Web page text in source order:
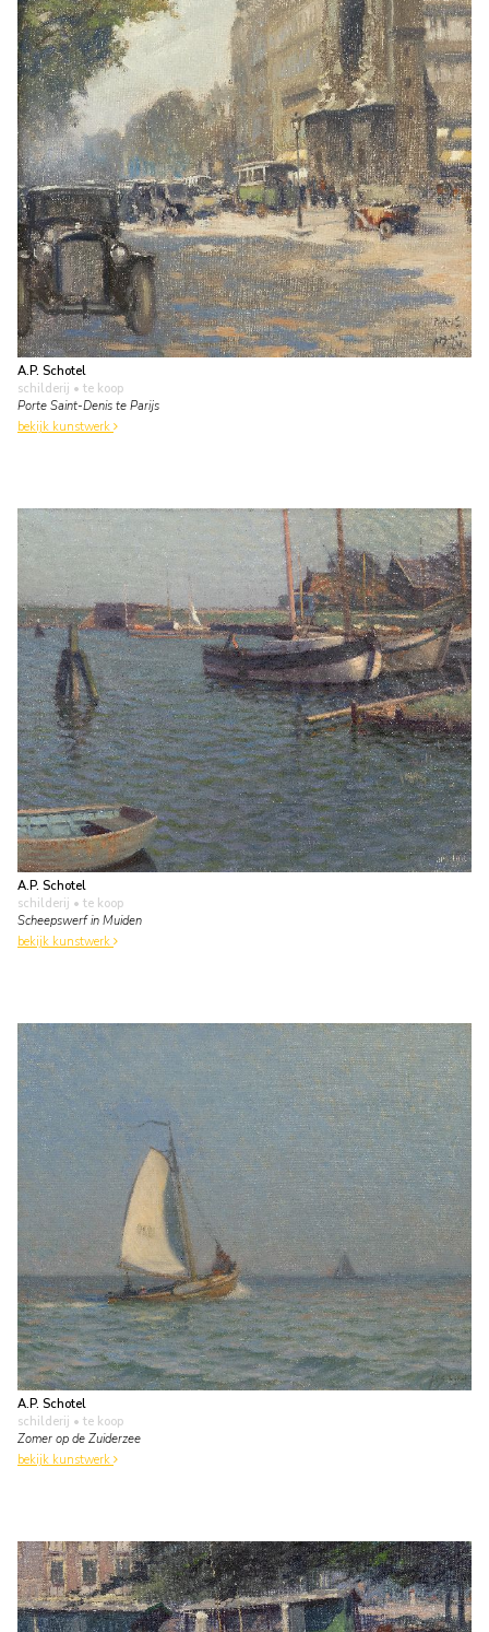
A.P. Schotel
schilderij • te koop
Porte Saint-Denis te Parijs
bekijk kunstwerk
A.P. Schotel
schilderij • te koop
Scheepswerf in Muiden
bekijk kunstwerk
A.P. Schotel
schilderij • te koop
Zomer op de Zuiderzee
bekijk kunstwerk